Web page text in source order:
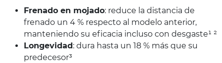
Frenado en mojado: reduce la distancia de
frenado un 4 % respecto al modelo anterior,
manteniendo su eficacia incluso con desgaste¹ ²
Longevidad : dura hasta un 18 % más que su
predecesor³